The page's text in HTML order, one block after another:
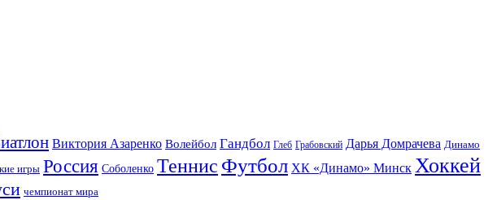
Виктория Азаренко Волейбол Гандбол Глеб Грабовский Дарья Домрачева Динамо
игры Россия Соболенко Теннис Футбол ХК «Динамо» Минск Хоккей
чемпионат мира